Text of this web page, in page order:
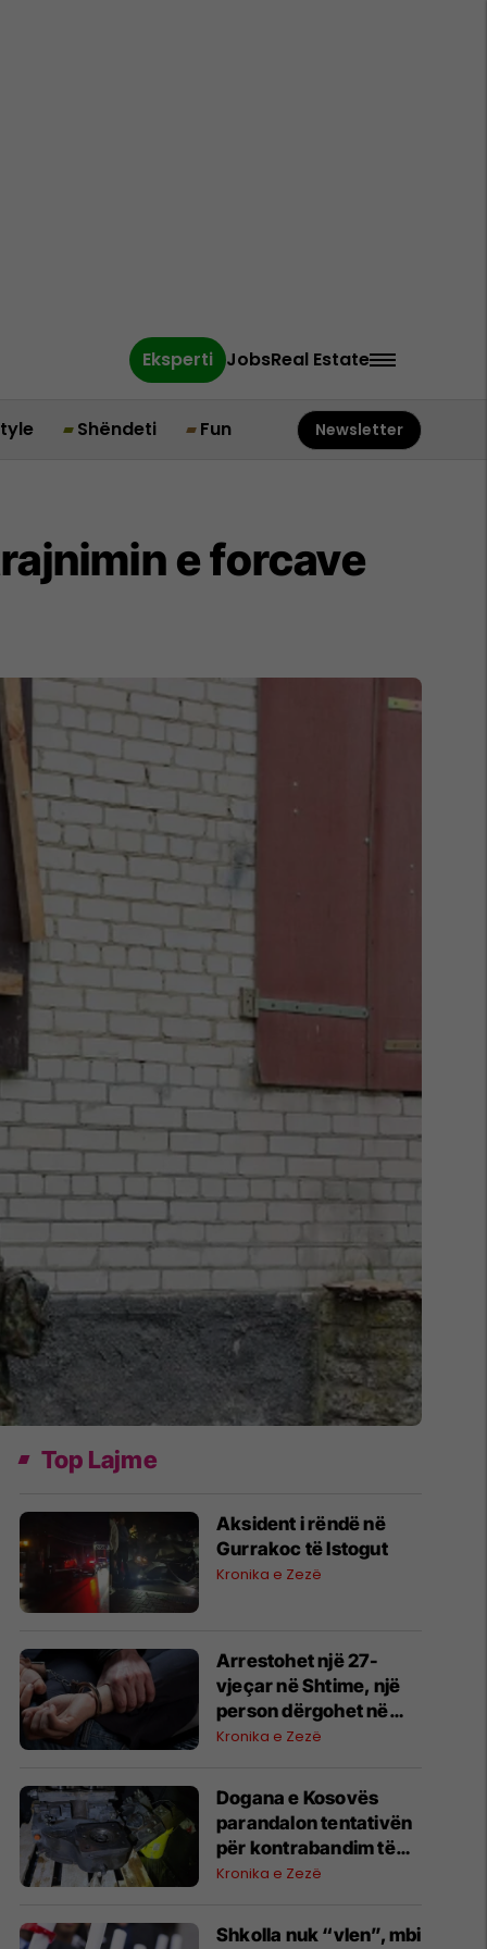
Eksperti JobsReal Estate
Shëndeti Fun Newsletter
e forcave
Top Lajme
Aksident i rëndë në
Gurrakoc të Istogut
Kronika e Zezë
Arrestohet një 27-
vjeçar në Shtime, një
person dërgohet në
QKUK pas një rrahjeje
Kronika e Zezë
Dogana e Kosovës
parandalon tentativën
për kontrabandim të
mallrave të
Vërmicë
Kronika e Zezë
Shkolla nuk “vlen”, mbi